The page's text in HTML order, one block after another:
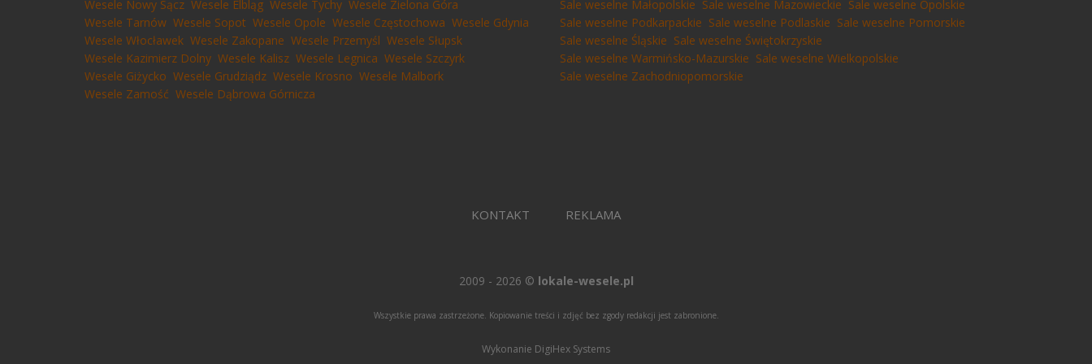
Wesele Nowy Sącz Wesele Elbląg Wesele Tychy Wesele Zielona Góra
Wesele Tarnów Wesele Sopot Wesele Opole Wesele Częstochowa Wesele Gdynia
Wesele Włocławek Wesele Zakopane Wesele Przemyśl Wesele Słupsk
Wesele Kazimierz Dolny Wesele Kalisz Wesele Legnica Wesele Szczyrk
Wesele Giżycko Wesele Grudziądz Wesele Krosno Wesele Malbork
Wesele Zamość Wesele Dąbrowa Górnicza
Sale weselne Małopolskie Sale weselne Mazowieckie Sale weselne Opolskie
Sale weselne Podkarpackie Sale weselne Podlaskie Sale weselne Pomorskie
Sale weselne Śląskie Sale weselne Świętokrzyskie
Sale weselne Warmińsko-Mazurskie Sale weselne Wielkopolskie
Sale weselne Zachodniopomorskie
KONTAKT REKLAMA
2009 - 2026 © lokale-wesele.pl
Wszystkie prawa zastrzeżone. Kopiowanie treści i zdjęć bez zgody redakcji jest zabronione.
Wykonanie DigiHex Systems